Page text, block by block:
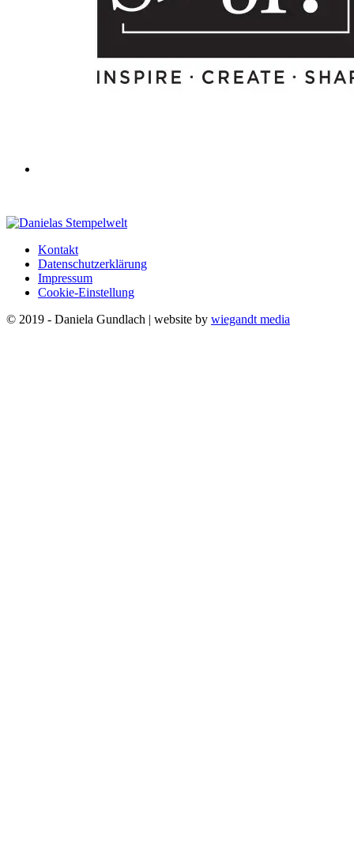
Kontakt
Datenschutzerklärung
Impressum
Cookie-Einstellung
© 2019 - Daniela Gundlach | website by wiegandt media